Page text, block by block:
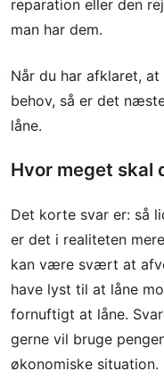
reparation eller den
man har dem.
Når du har afklaret,
behov, så er det
låne.
Hvor meget skal
Det korte svar er: så
er det i realiteten
kan være svært at
have lyst til at låne
fornuftigt at låne.
gerne vil bruge
økonomiske